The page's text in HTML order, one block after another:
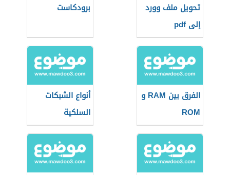
تحويل ملف وورد
إلى pdf
برودكاست
الفرق بين RAM و
ROM
أنواع الشبكات
السلكية